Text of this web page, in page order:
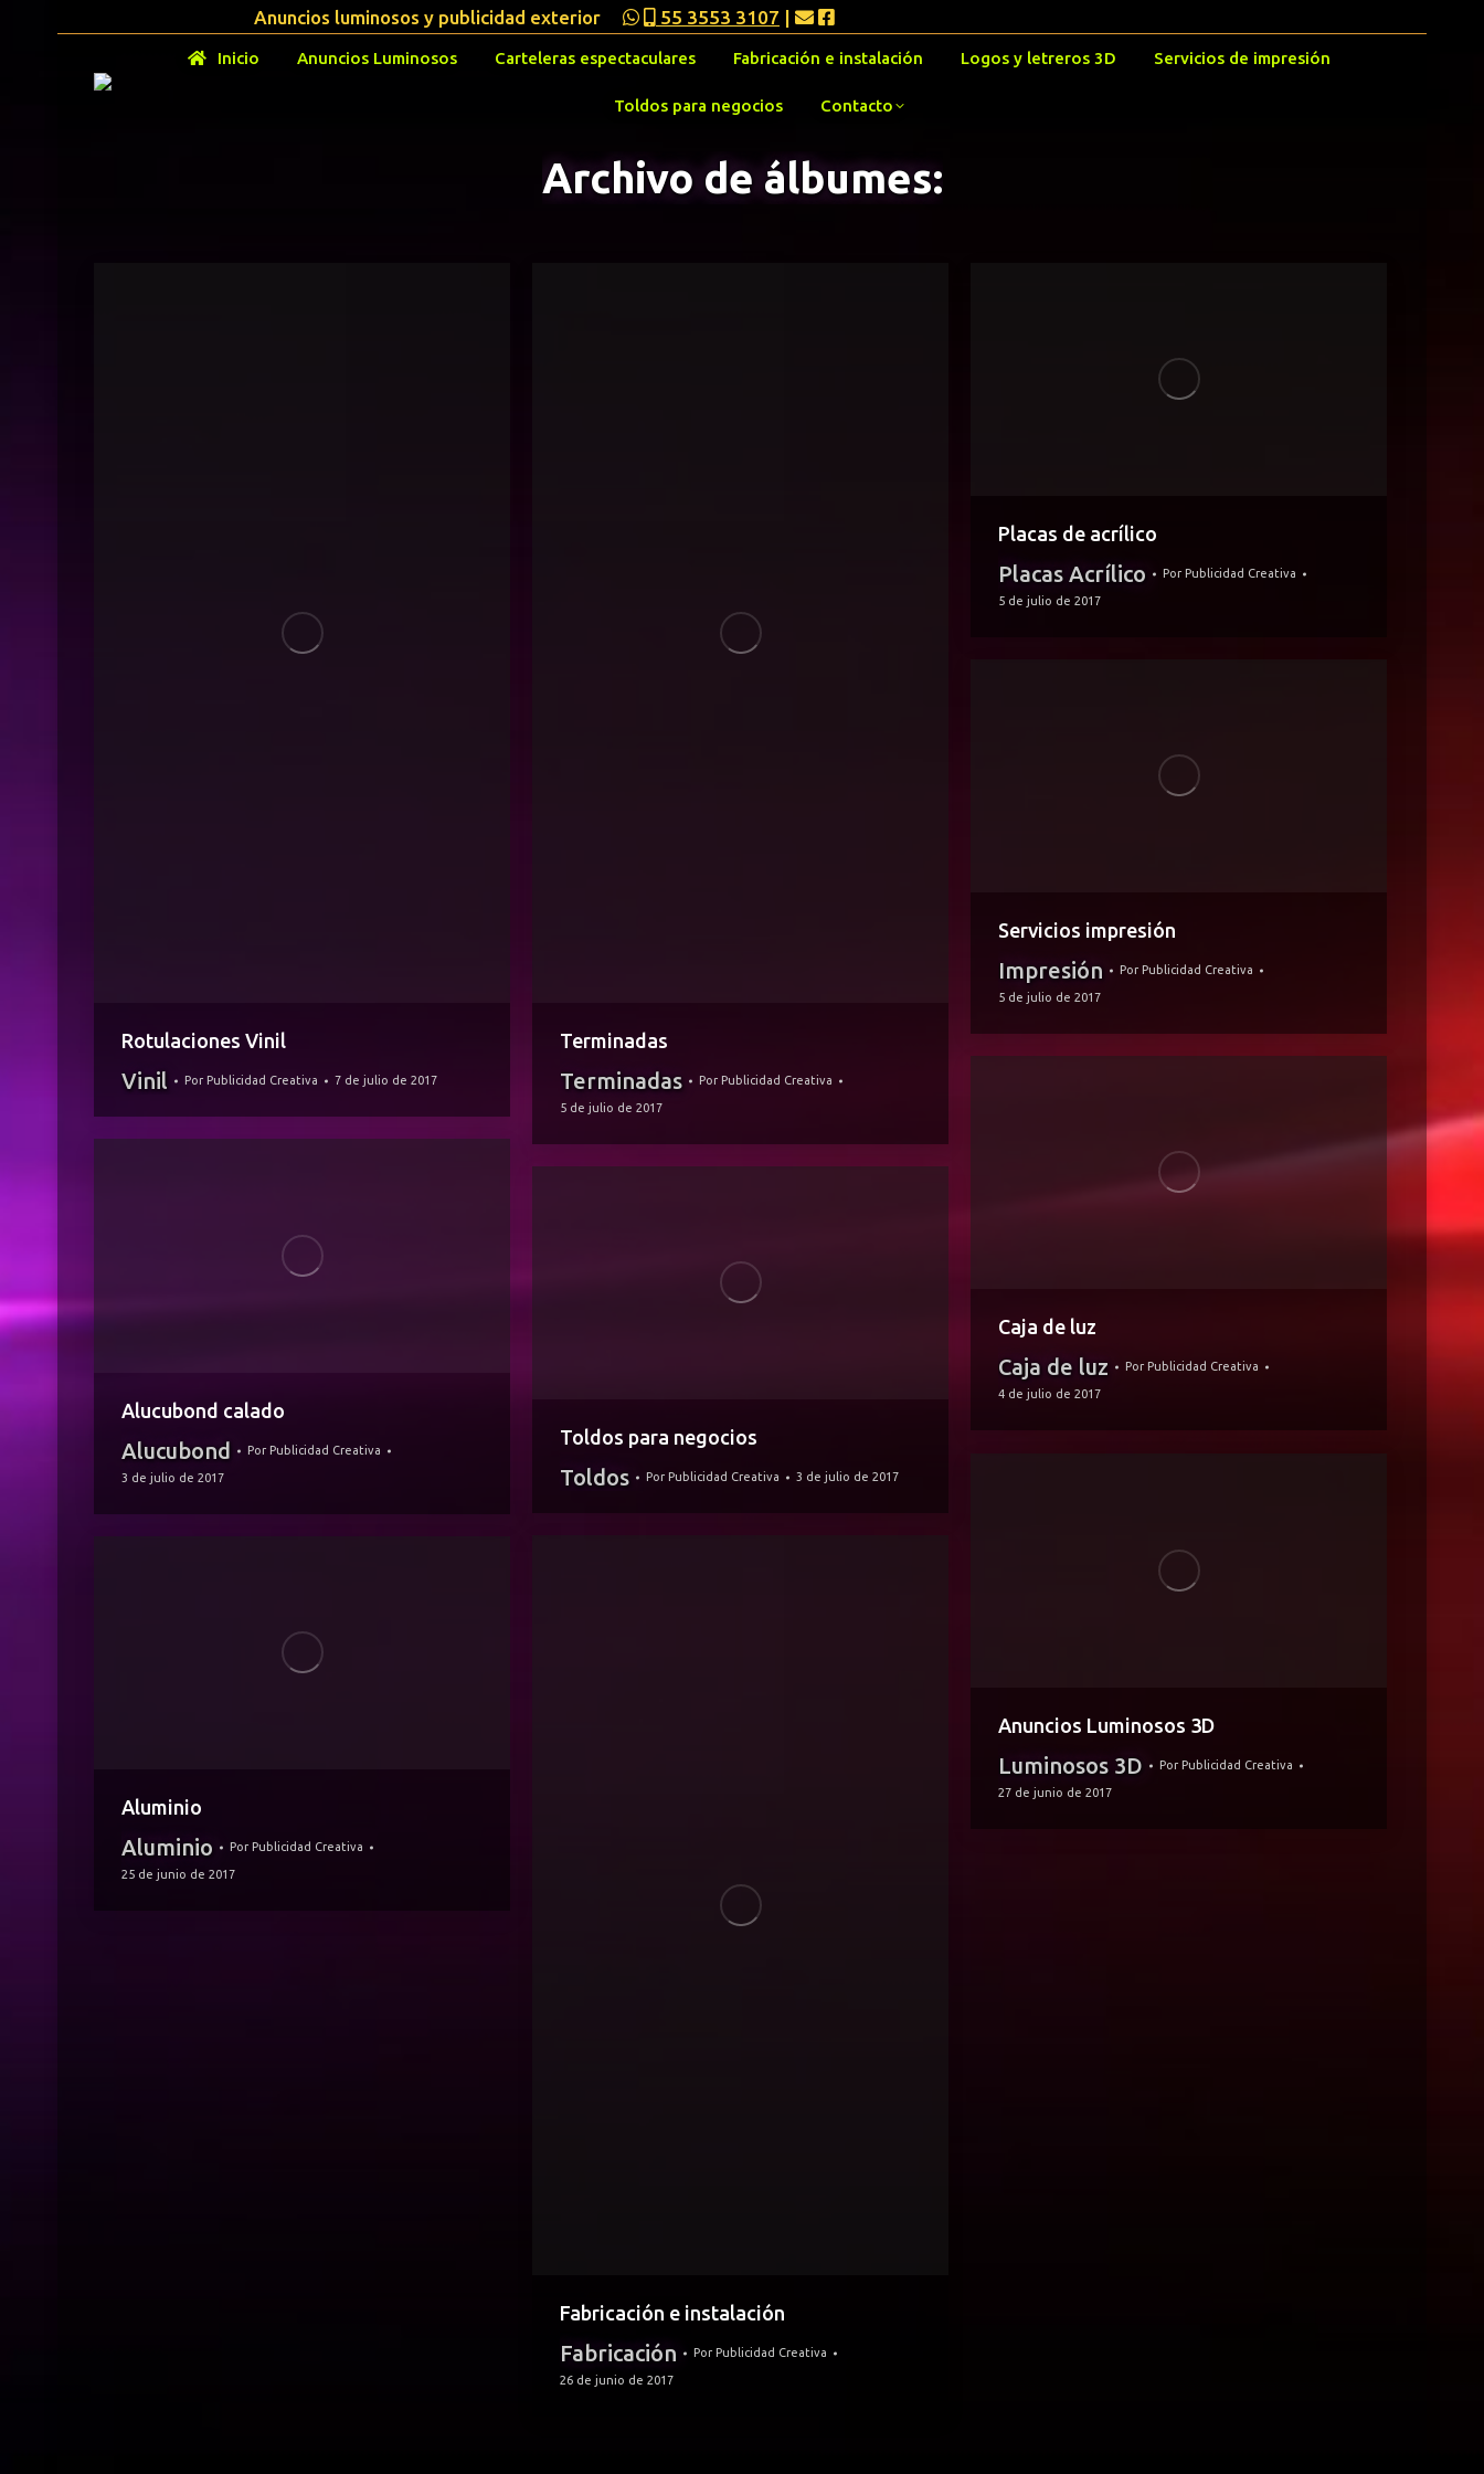
Anuncios luminosos y publicidad exterior 55 3553 3107 |
Inicio Anuncios Luminosos Carteleras espectaculares Fabricación e instalación Logos y letreros 3D Servicios de impresión
Toldos para negocios Contacto
Archivo de álbumes:
Rotulaciones Vinil
Vinil Por Publicidad Creativa 7 de julio de 2017
Terminadas
Terminadas Por Publicidad Creativa
5 de julio de 2017
Placas de acrílico
Placas Acrílico Por Publicidad Creativa
5 de julio de 2017
Servicios impresión
Impresión Por Publicidad Creativa
5 de julio de 2017
Caja de luz
Caja de luz Por Publicidad Creativa
4 de julio de 2017
Alucubond calado
Alucubond Por Publicidad Creativa
3 de julio de 2017
Toldos para negocios
Toldos Por Publicidad Creativa 3 de julio de 2017
Anuncios Luminosos 3D
Luminosos 3D Por Publicidad Creativa
27 de junio de 2017
Fabricación e instalación
Fabricación Por Publicidad Creativa
26 de junio de 2017
Aluminio
Aluminio Por Publicidad Creativa
25 de junio de 2017